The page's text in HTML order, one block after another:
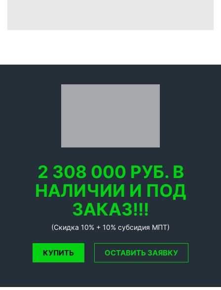
2 308 000 РУБ. В
НАЛИЧИИ И ПОД
ЗАКАЗ!!!
(Скидка 10% + 10% субсидия МПТ)
КУПИТЬ ОСТАВИТЬ ЗАЯВКУ